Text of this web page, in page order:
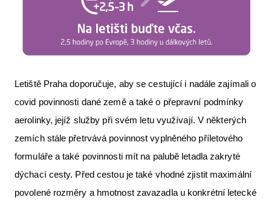
Letiště Praha doporučuje, aby se cestující i nadále zajímali o
covid povinnosti dané země a také o přepravní podmínky
aerolinky, jejíž služby při svém letu využívají. V některých
zemích stále přetrvává povinnost vyplněného příletového
formuláře a také povinnosti mít na palubě letadla zakryté
dýchací cesty. Před cestou je také vhodné zjistit maximální
povolené rozměry a hmotnost zavazadla u konkrétní letecké
Nabídky práce v letectví
Inzerujte s námi